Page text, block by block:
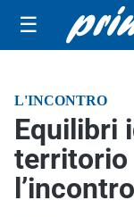
☰
L'INCONTRO
Equilibri
territorio